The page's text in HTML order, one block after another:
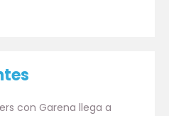
con Garena llega a